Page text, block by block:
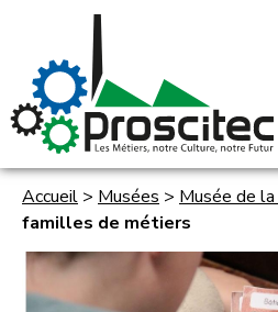
Accueil > Musées > Musée de
familles de métiers